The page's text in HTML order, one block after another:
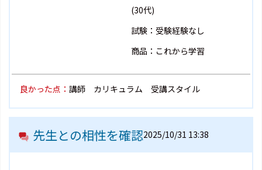
(30代)
試験：受験経験なし
商品：これから学習
良かった点： 講師 カリキュラム 受講スタイル
先生との相性を確認2025/10/31 13:38